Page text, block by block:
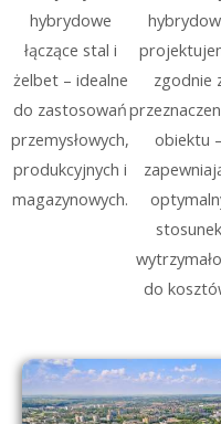
hybrydowe
łączące stal i
żelbet – idealne
do zastosowań
przemysłowych,
produkcyjnych i
magazynowych.
zgodnie
obiektu –
stosunek
do